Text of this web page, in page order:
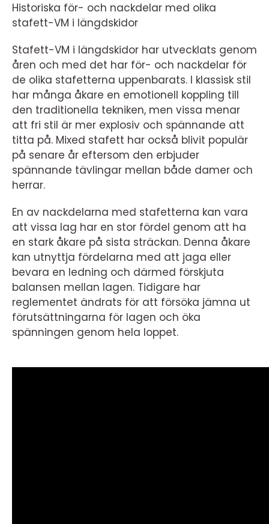
Historiska för- och nackdelar med olika
stafett-VM i längdskidor
Stafett-VM i längdskidor har utvecklats genom
åren och med det har för- och nackdelar för
de olika stafetterna uppenbarats. I klassisk stil
har många åkare en emotionell koppling till
den traditionella tekniken, men vissa menar
att fri stil är mer explosiv och spännande att
titta på. Mixed stafett har också blivit populär
på senare år eftersom den erbjuder
spännande tävlingar mellan både damer och
herrar.
En av nackdelarna med stafetterna kan vara
att vissa lag har en stor fördel genom att ha
en stark åkare på sista sträckan. Denna åkare
kan utnyttja fördelarna med att jaga eller
bevara en ledning och därmed förskjuta
balansen mellan lagen. Tidigare har
reglementet ändrats för att försöka jämna ut
förutsättningarna för lagen och öka
spänningen genom hela loppet.